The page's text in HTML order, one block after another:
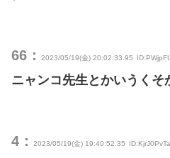
66： 2023/05/19(金) 20:02:33.95
ニャンコ先生とかいうくそ
4： 2023/05/19(金) 19:40:52.35 ID:KjrJ0PvTa